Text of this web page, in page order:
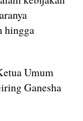
hingga
Umum
Ganesha